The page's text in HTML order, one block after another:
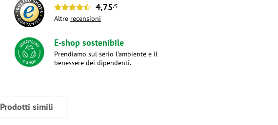
4,75/5
Altre recensioni
E-shop sostenibile
Prendiamo sul serio l'ambiente e il
benessere dei dipendenti.
Prodotti simili